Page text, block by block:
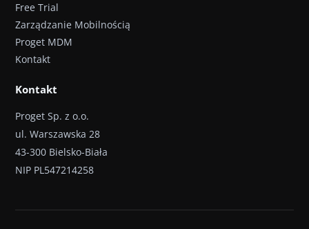
Free Trial
Zarządzanie Mobilnością
Proget MDM
Kontakt
Kontakt
Proget Sp. z o.o.
ul. Warszawska 28
43-300 Bielsko-Biała
NIP PL547214258